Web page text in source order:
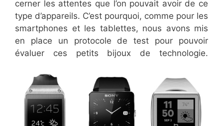
cerner les attentes que l’on pouvait avoir de ce
type d’appareils. C’est pourquoi, comme pour les
smartphones et les tablettes, nous avons mis
en place un protocole de test pour pouvoir
évaluer ces petits bijoux de technologie.